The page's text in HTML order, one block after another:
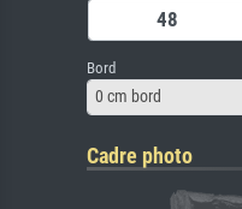
Bord
0 cm bord
Cadre photo